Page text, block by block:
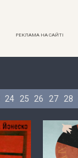
РЕКЛАМА НА САЙТІ
24 25 26 27 28